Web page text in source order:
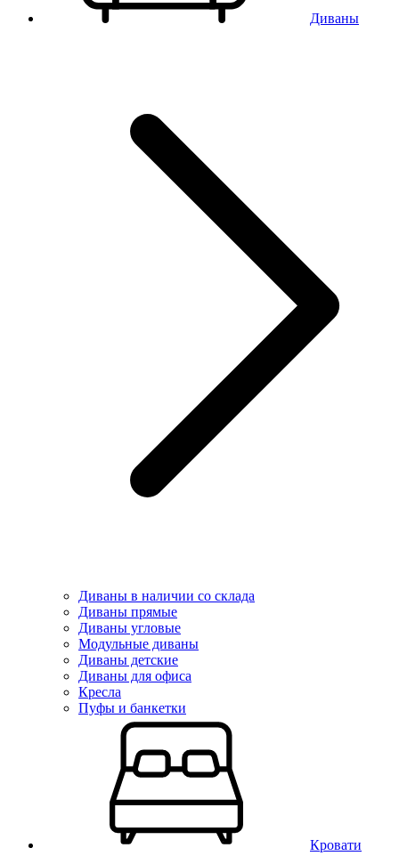
Диваны
Диваны в наличии со склада
Диваны прямые
Диваны угловые
Модульные диваны
Диваны детские
Диваны для офиса
Кресла
Пуфы и банкетки
Кровати